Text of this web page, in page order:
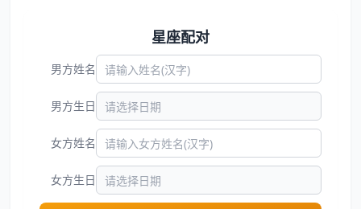
星座配对
男方姓名
男方生日
女方姓名
女方生日